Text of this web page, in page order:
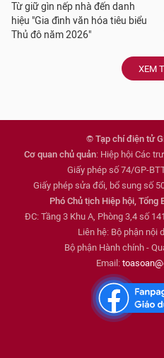
Từ giữ gìn nếp nhà đến danh
hiệu "Gia đình văn hóa tiêu biểu
Thủ đô năm 2026"
XEM
© Tạp chí điện tử
Cơ quan chủ quản: Hiệp hội Các
Giấy phép số 74/GP-
Giấy phép sửa đổi, bổ sung số
Phó Chủ tịch Hiệp hội, Tổng
ĐC: Tầng 3 Khu A, Phòng 3,4 số
Liên hệ: Bộ phận nội
Bộ phận Hành chính -
Email: